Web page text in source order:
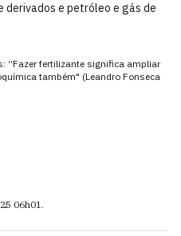
derivados e petróleo e gás de
“Fazer fertilizante significa ampliar
também" (Leandro Fonseca
06h01.